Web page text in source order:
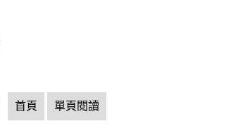
首頁 單頁閱讀